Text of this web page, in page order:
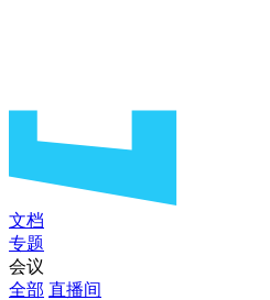
文档
专题
会议
全部 直播间